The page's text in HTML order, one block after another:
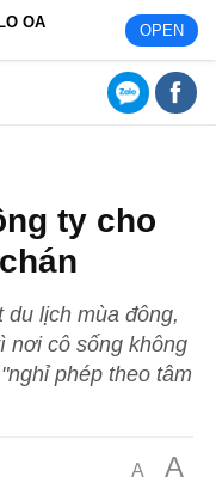
OA OPEN
ty cho
du lịch mùa đông,
nơi cô sống không
phép theo tâm
A A